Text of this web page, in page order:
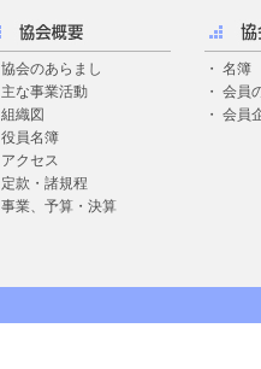
協会のあらまし
主な事業活動
組織図
役員名簿
アクセス
定款・諸規程
事業、予算・決算
・ 名簿
・ 会員
・ 会員